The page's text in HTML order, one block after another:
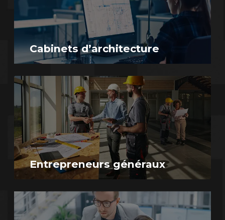
Cabinets d’architecture
Entrepreneurs généraux